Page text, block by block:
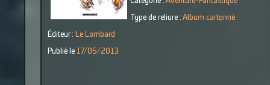
Type de reliure : Album cartonné
Éditeur : Le Lombard
Publié le 17/05/2013